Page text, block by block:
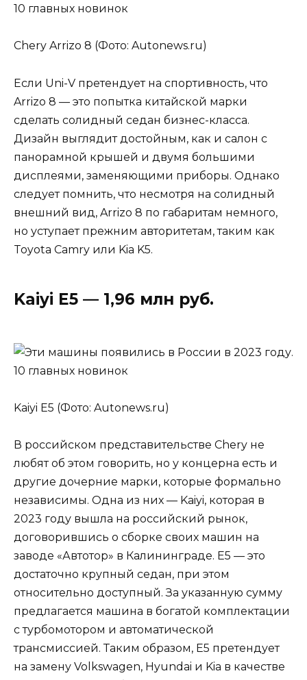
Chery Arrizo 8 (Фото: Autonews.ru)
Если Uni-V претендует на спортивность, что
Arrizo 8 — это попытка китайской марки
сделать солидный седан бизнес-класса.
Дизайн выглядит достойным, как и салон с
панорамной крышей и двумя большими
дисплеями, заменяющими приборы. Однако
следует помнить, что несмотря на солидный
внешний вид, Arrizo 8 по габаритам немного,
но уступает прежним авторитетам, таким как
Toyota Camry или Kia K5.
Kaiyi E5 — 1,96 млн руб.
Kaiyi E5 (Фото: Autonews.ru)
В российском представительстве Chery не
любят об этом говорить, но у концерна есть и
другие дочерние марки, которые формально
независимы. Одна из них — Kaiyi, которая в
2023 году вышла на российский рынок,
договорившись о сборке своих машин на
заводе «Автотор» в Калининграде. E5 — это
достаточно крупный седан, при этом
относительно доступный. За указанную сумму
предлагается машина в богатой комплектации
с турбомотором и автоматической
трансмиссией. Таким образом, E5 претендует
на замену Volkswagen, Hyundai и Kia в качестве